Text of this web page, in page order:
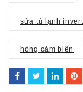
sửa tủ lạnh
hỏng cảm biến